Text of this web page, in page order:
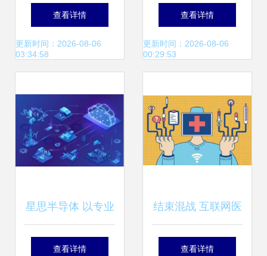
清背景下载 千库网
第8页
查看详情
更新时间：2026-08-06
03:34:58
互联 互联网信息技
术服务的时代变革
查看详情
更新时间：2026-08-06
00:29:53
星思半导体 以专业
手机直连卫星终端
查看详情
结束混战 互联网医
疗进入牌照时代
查看详情